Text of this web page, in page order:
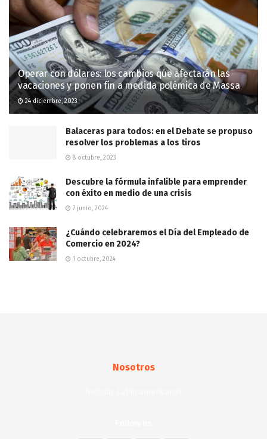
Operar con dólares: los cambios que afectarán las
vacaciones y ponen fin a medida polémica de Massa
24 diciembre, 2023
Balaceras para todos: en el Debate se propuso
resolver los problemas a los tiros
8 octubre, 2023
Descubre la fórmula infalible para emprender
con éxito en medio de una crisis
7 junio, 2024
¿Cuándo celebraremos el Día del Empleado de
Comercio en 2024?
1 octubre, 2024
Nosotros